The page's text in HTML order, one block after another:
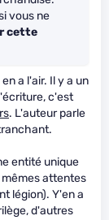
vous ne
cette
a l'air. Il y a un
c'est
. L'auteur parle
entité unique
mêmes attentes
légion). Y'en a
d'autres